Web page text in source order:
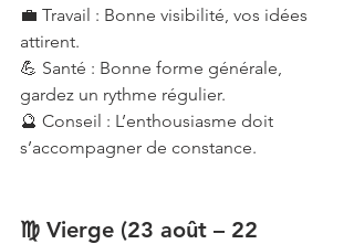
💼 Travail : Bonne visibilité, vos idées
attirent.
💪 Santé : Bonne forme générale,
gardez un rythme régulier.
🔮 Conseil : L’enthousiasme doit
s’accompagner de constance.
♍ Vierge (23 août – 22